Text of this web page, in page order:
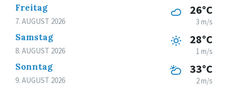
Freitag
7. AUGUST 2026
26°C
3 m/s
Samstag
8. AUGUST 2026
28°C
1 m/s
Sonntag
9. AUGUST 2026
33°C
2 m/s